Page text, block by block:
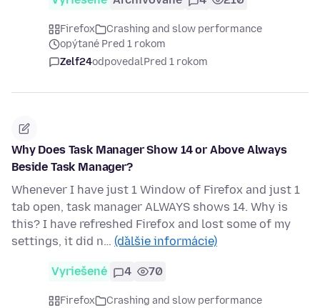
Firefox
Crashing and slow performance
opýtané Pred 1 rokom
Zelf24odpovedalPred 1 rokom
Why Does Task Manager Show 14 or Above Always
Beside Task Manager?
Whenever I have just 1 Window of Firefox and just 1
tab open, task manager ALWAYS shows 14. Why is
this? I have refreshed Firefox and lost some of my
settings, it did n… (ďalšie informácie)
Vyriešené 4 70
Firefox
Crashing and slow performance